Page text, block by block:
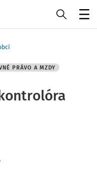
PRÁVO A MZDY